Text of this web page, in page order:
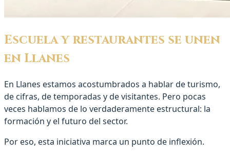
Escuela y restaurantes se unen
en Llanes
En Llanes estamos acostumbrados a hablar de turismo,
de cifras, de temporadas y de visitantes. Pero pocas
veces hablamos de lo verdaderamente estructural: la
formación y el futuro del sector.
Por eso, esta iniciativa marca un punto de inflexión.